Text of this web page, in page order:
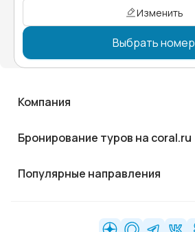
Изменить
Выбрать номер
Компания
Бронирование туров на coral.ru
Популярные направления